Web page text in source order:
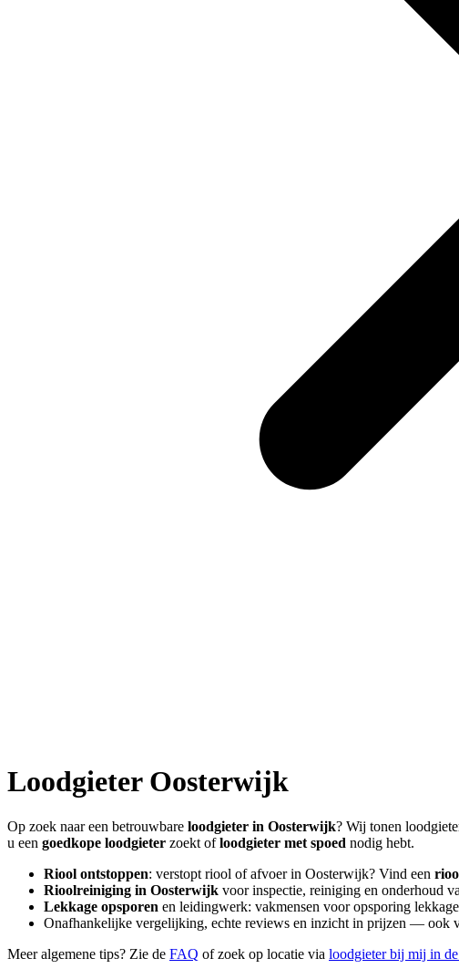
Loodgieter Oosterwijk
Op zoek naar een betrouwbare loodgieter in Oosterwijk? Wij tonen
u een goedkope loodgieter zoekt ofloodgieter met spoed nodig hebt.
Riool ontstoppen: verstopt riool of afvoer in Oosterwijk? Vind een
Rioolreiniging in Oosterwijk voor inspectie, reiniging en onderhoud
Lekkage opsporen en leidingwerk: vakmensen voor opsporing
Onafhankelijke vergelijking, echte reviews en inzicht in prijzen — ook
Meer algemene tips? Zie de FAQ of zoek op locatie via loodgieter bij mij in